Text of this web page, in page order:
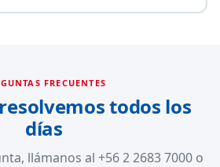
FRECUENTES
todos los
días
llámanos al +56 2 2683 7000 o